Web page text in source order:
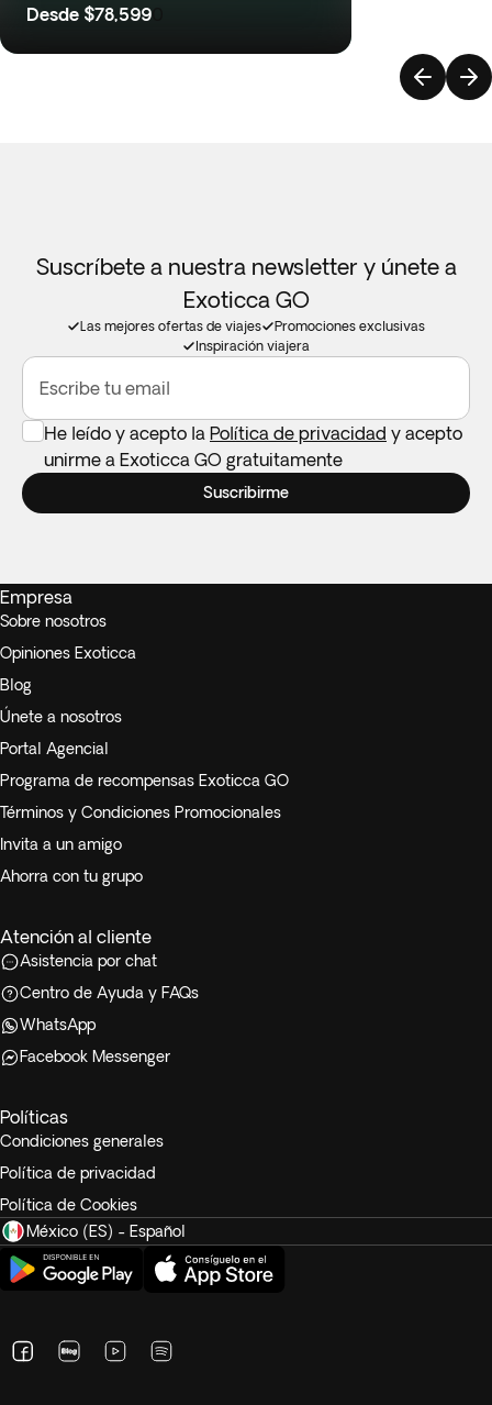
Desde $78,599
Suscríbete a nuestra newsletter y únete a
Exoticca GO
Las mejores ofertas de viajes
Promociones exclusivas
Inspiración viajera
Escribe tu email
He leído y acepto la Política de privacidad y acepto
unirme a Exoticca GO gratuitamente
Suscribirme
Empresa
Sobre nosotros
Opiniones Exoticca
Blog
Únete a nosotros
Portal Agencial
Programa de recompensas Exoticca GO
Términos y Condiciones Promocionales
Invita a un amigo
Ahorra con tu grupo
Atención al cliente
Asistencia por chat
Centro de Ayuda y FAQs
WhatsApp
Facebook Messenger
Políticas
Condiciones generales
Política de privacidad
Política de Cookies
México (ES) - Español